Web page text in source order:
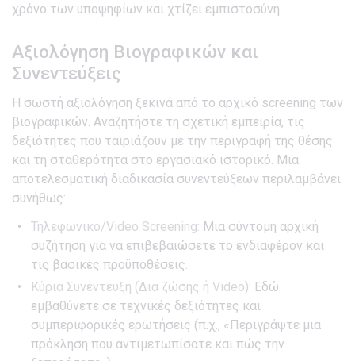
χρόνο των υποψηφίων και χτίζει εμπιστοσύνη.
Αξιολόγηση Βιογραφικών και
Συνεντεύξεις
Η σωστή αξιολόγηση ξεκινά από το αρχικό screening των
βιογραφικών. Αναζητήστε τη σχετική εμπειρία, τις
δεξιότητες που ταιριάζουν με την περιγραφή της θέσης
και τη σταθερότητα στο εργασιακό ιστορικό. Μια
αποτελεσματική διαδικασία συνεντεύξεων περιλαμβάνει
συνήθως:
Τηλεφωνικό/Video Screening: Μια σύντομη αρχική
συζήτηση για να επιβεβαιώσετε το ενδιαφέρον και
τις βασικές προϋποθέσεις.
Κύρια Συνέντευξη (Δια ζώσης ή Video): Εδώ
εμβαθύνετε σε τεχνικές δεξιότητες και
συμπεριφορικές ερωτήσεις (π.χ., «Περιγράψτε μια
πρόκληση που αντιμετωπίσατε και πώς την